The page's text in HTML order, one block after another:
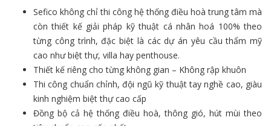
Sefico không chỉ thi công hệ thống điều hoà trung tâm mà
còn thiết kế giải pháp kỹ thuật cá nhân hoá 100% theo
từng công trình, đặc biệt là các dự án yêu cầu thẩm mỹ
cao như biệt thự, villa hay penthouse.
Thiết kế riêng cho từng không gian – Không rập khuôn
Thi công chuẩn chỉnh, đội ngũ kỹ thuật tay nghề cao, giàu
kinh nghiệm biệt thự cao cấp
Đồng bộ cả hệ thống điều hoà, thông gió, hút mùi theo